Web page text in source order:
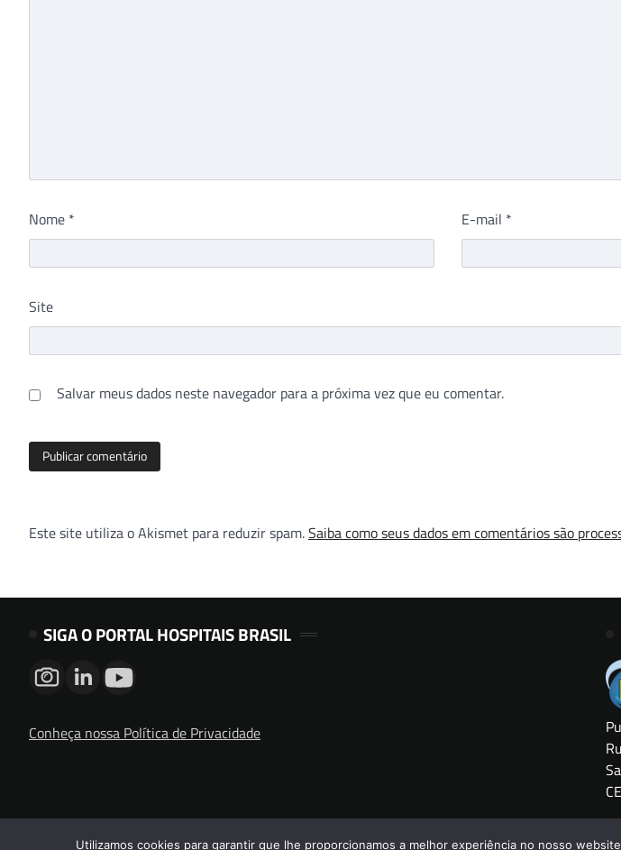
Nome * E-mail *
Site
Salvar meus dados neste navegador para a próxima vez que eu comentar.
Este site utiliza o Akismet para reduzir spam.Saiba como seus dados em comentários são
SIGA O PORTAL HOSPITAIS BRASIL
Conheça nossa Política de Privacidade
Utilizamos cookies para garantir que lhe proporcionamos a melhor experiência no nosso